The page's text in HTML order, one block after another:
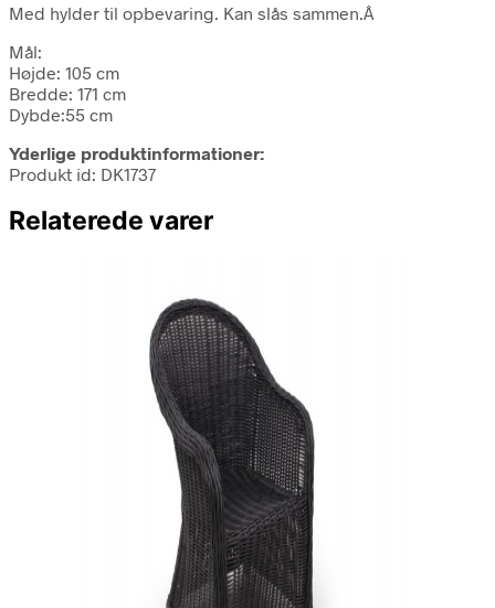
Med hylder til opbevaring. Kan slås sammen.Â
Mål:
Højde: 105 cm
Bredde: 171 cm
Dybde:55 cm
Yderlige produktinformationer:
Produkt id: DK1737
Relaterede varer